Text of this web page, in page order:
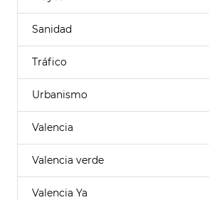
Sanidad
Tráfico
Urbanismo
Valencia
Valencia verde
Valencia Ya